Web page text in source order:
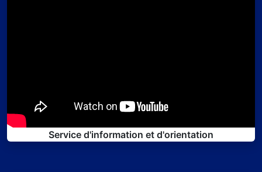
Service d'information et d'orientation